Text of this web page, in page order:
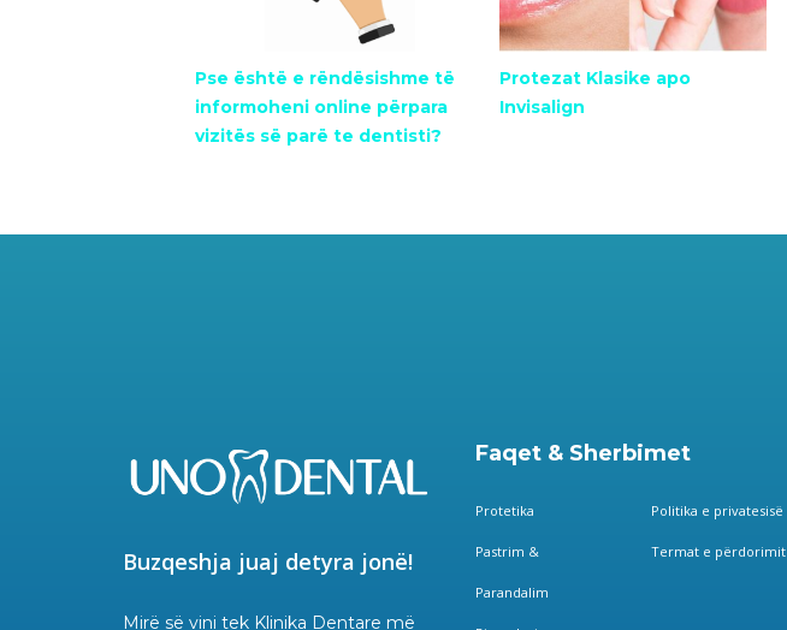
Pse është e rëndësishme të
informoheni online përpara
vizitës së parë te dentisti?
Protezat Klasike apo
Invisalign
Buzqeshja juaj detyra jonë!
Mirë së vini tek Klinika Dentare më
Faqet & Sherbimet
Protetika
Pastrim &
Parandalim
Politika e privatesisë
Termat e përdorimit